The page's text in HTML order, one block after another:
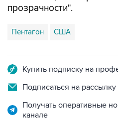
прозрачности".
Пентагон США
Купить подписку на
Подписаться на
Получать оперативные
канале